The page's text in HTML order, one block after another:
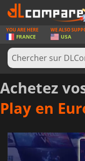
JEUX
CARTES PRÉPAYÉES
LOGICIELS
CONCOURS
MATÉRIEL
NEWS
SE CONNECTER OU
YOU ARE HERE
FRANCE
WE ALSO
USA
Achetez
Play en